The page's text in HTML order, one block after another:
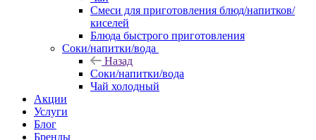
Смеси для приготовления блюд/напитков/
киселей
Блюда быстрого приготовления
Соки/напитки/вода
Назад
Соки/напитки/вода
Чай холодный
Акции
Услуги
Блог
Бренды